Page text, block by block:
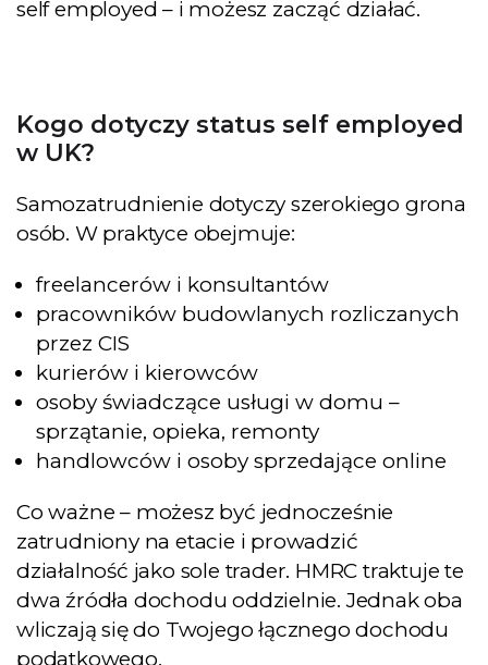
self employed – i możesz zacząć działać.
Kogo dotyczy status self employed
w UK?
Samozatrudnienie dotyczy szerokiego grona
osób. W praktyce obejmuje:
freelancerów i konsultantów
pracowników budowlanych rozliczanych
przez CIS
kurierów i kierowców
osoby świadczące usługi w domu –
sprzątanie, opieka, remonty
handlowców i osoby sprzedające online
Co ważne – możesz być jednocześnie
zatrudniony na etacie i prowadzić
działalność jako sole trader. HMRC traktuje te
dwa źródła dochodu oddzielnie. Jednak oba
wliczają się do Twojego łącznego dochodu
podatkowego.